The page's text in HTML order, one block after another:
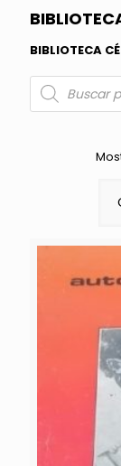
BIBLIOTECA
Búsqueda
de
productos